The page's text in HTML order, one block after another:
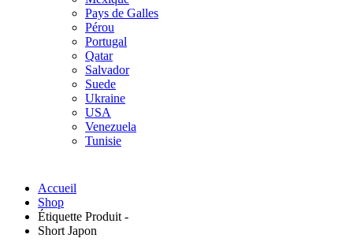
Pays de Galles
Pérou
Portugal
Qatar
Salvador
Suede
Ukraine
USA
Venezuela
Tunisie
Accueil
Shop
Étiquette Produit -
Short Japon